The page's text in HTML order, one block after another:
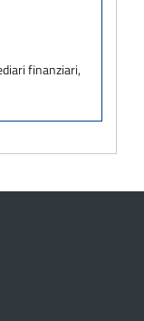
finanziari,